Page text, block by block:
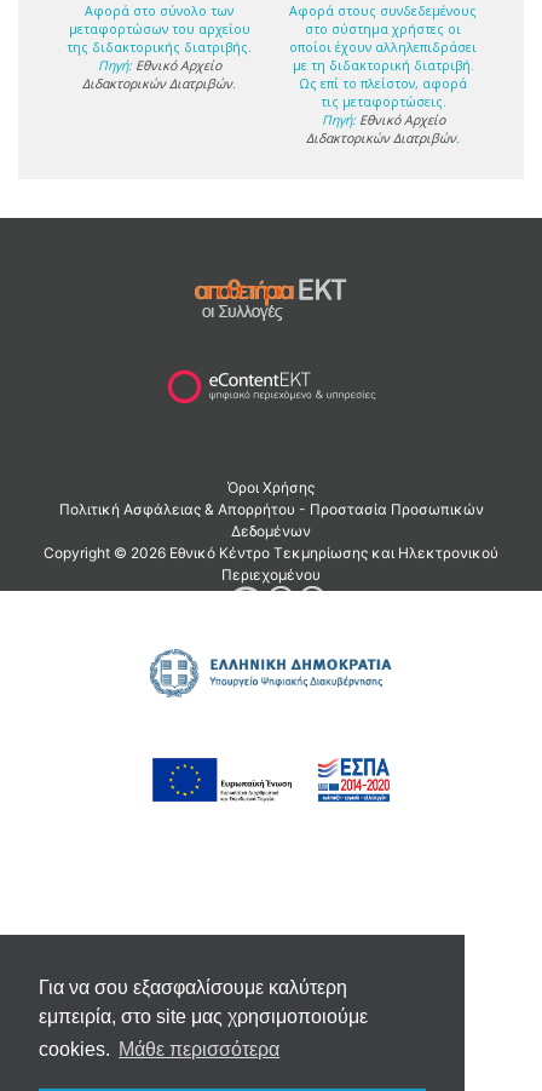
Για να σου εξασφαλίσουμε καλύτερη
εμπειρία, στο site μας χρησιμοποιούμε
cookies. Μάθε περισσότερα
Αφορά στο σύνολο των
μεταφορτώσων του αρχείου
της διδακτορικής διατριβής.
Πηγή: Εθνικό Αρχείο
Διδακτορικών Διατριβών.
Αφορά στους συνδεδεμένους
στο σύστημα χρήστες οι
οποίοι έχουν αλληλεπιδράσει
με τη διδακτορική διατριβή.
Ως επί το πλείστον, αφορά
τις μεταφορτώσεις.
Πηγή: Εθνικό Αρχείο
Διδακτορικών Διατριβών.